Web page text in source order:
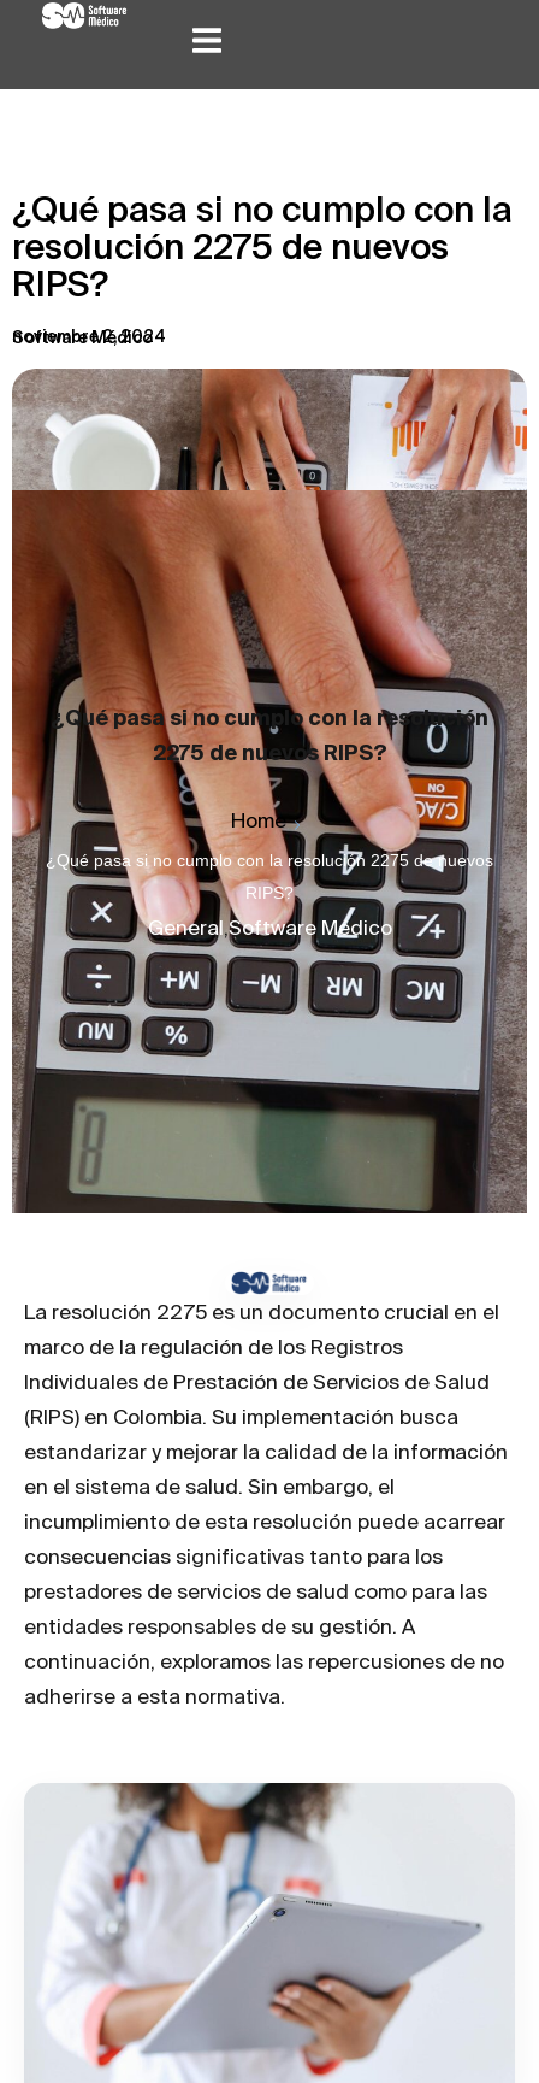
¿Qué pasa si no cumplo con la
resolución 2275 de nuevos
RIPS?
noviembre 2, 2024
Software Médico
¿Qué pasa si no cumplo con la resolución
2275 de nuevos RIPS?
Home
¿Qué pasa si no cumplo con la resolución 2275 de nuevos
RIPS?
General,Software Médico
La resolución 2275 es un documento crucial en el
marco de la regulación de los Registros
Individuales de Prestación de Servicios de Salud
(RIPS) en Colombia. Su implementación busca
estandarizar y mejorar la calidad de la información
en el sistema de salud. Sin embargo, el
incumplimiento de esta resolución puede acarrear
consecuencias significativas tanto para los
prestadores de servicios de salud como para las
entidades responsables de su gestión. A
continuación, exploramos las repercusiones de no
adherirse a esta normativa.